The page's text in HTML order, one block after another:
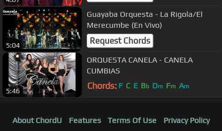
5:04
Guayaba Orquesta - La Rigola/El
Merecumbe (En Vivo)
Request Chords
5:46
ORQUESTA CANELA - CANELA
CUMBIAS
Chords: F C E Bb Dm Fm Am
About ChordU Features Terms Of Use Privacy Policy